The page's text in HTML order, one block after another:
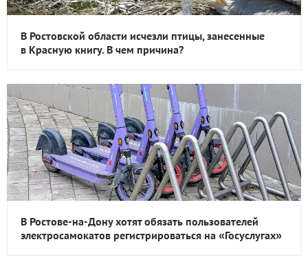
В Ростовской области исчезли птицы, занесенные
в Красную книгу. В чем причина?
В Ростове-на-Дону хотят обязать пользователей
электросамокатов регистрироваться на «Госуслугах»